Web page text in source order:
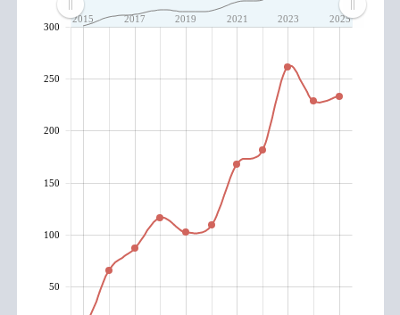
2015 2017 2019 2021 2023 2025
50
100
150
200
250
300